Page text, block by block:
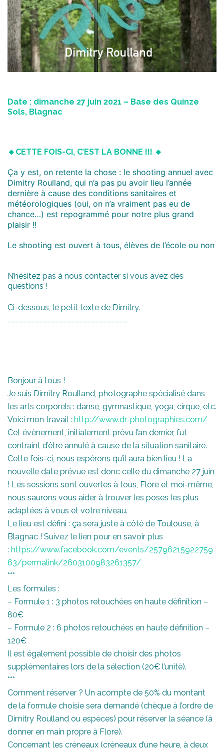
Date : dimanche 27 juin 2021 – Base des Quinze
Sols, Blagnac
🔸CETTE FOIS-CI, C’EST LA BONNE !!! 🔸
Ça y est, on retente la chose : le shooting annuel avec
Dimitry Roulland, qui n’a pas pu avoir lieu l’année
dernière à cause des conditions sanitaires et
météorologiques (oui, on n’a vraiment pas eu de
chance…) est repogrammé pour notre plus grand
plaisir !!
Le shooting est ouvert à tous, élèves de l’école ou non
N’hésitez pas à nous contacter si vous avez des
questions !
Ci-dessous, le petit texte de Dimitry.
Bonjour à tous !
Je suis Dimitry Roulland, photographe spécialisé dans
les arts corporels : danse, gymnastique, yoga, cirque, etc.
Voici mon travail : http://www.dr-photographies.com/
Cet évènement, initialement prévu l’an dernier, fut
contraint d’être annulé à cause de la situation sanitaire.
Cette fois-ci, nous espérons qu’il aura bien lieu ! La
nouvelle date prévue est donc celle du dimanche 27 juin
! Les sessions sont ouvertes à tous, Flore et moi-même,
nous saurons vous aider à trouver les poses les plus
adaptées à vous et votre niveau.
Le lieu est défini : ça sera juste à côté de Toulouse, à
Blagnac ! Suivez le lien pour en savoir plus
: https://www.facebook.com/events/25796215922759
63/permalink/2603100983261357/
***
Les formules :
– Formule 1 : 3 photos retouchées en haute définition –
80€
– Formule 2 : 6 photos retouchées en haute définition –
120€
Il est également possible de choisir des photos
supplémentaires lors de la sélection (20€ l’unité).
***
Comment réserver ? Un acompte de 50% du montant
de la formule choisie sera demandé (chèque à l’ordre de
Dimitry Roulland ou espèces) pour réserver la séance (à
donner en main propre à Flore).
Concernant les créneaux (créneaux d’une heure, à deux